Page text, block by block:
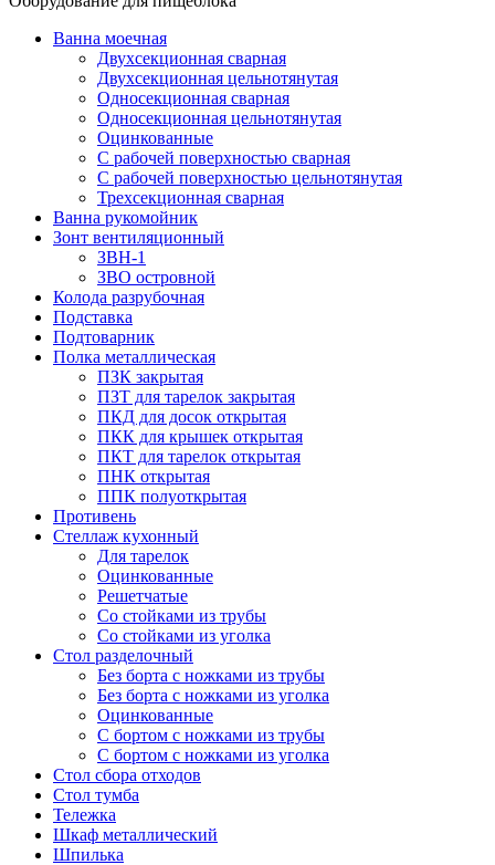
Ванна моечная
Двухсекционная сварная
Двухсекционная цельнотянутая
Односекционная сварная
Односекционная цельнотянутая
Оцинкованные
С рабочей поверхностью сварная
С рабочей поверхностью цельнотянутая
Трехсекционная сварная
Ванна рукомойник
Зонт вентиляционный
ЗВН-1
ЗВО островной
Колода разрубочная
Подставка
Подтоварник
Полка металлическая
ПЗК закрытая
ПЗТ для тарелок закрытая
ПКД для досок открытая
ПКК для крышек открытая
ПКТ для тарелок открытая
ПНК открытая
ППК полуоткрытая
Противень
Стеллаж кухонный
Для тарелок
Оцинкованные
Решетчатые
Со стойками из трубы
Со стойками из уголка
Стол разделочный
Без борта с ножками из трубы
Без борта с ножками из уголка
Оцинкованные
С бортом с ножками из трубы
С бортом с ножками из уголка
Стол сбора отходов
Стол тумба
Тележка
Шкаф металлический
Шпилька